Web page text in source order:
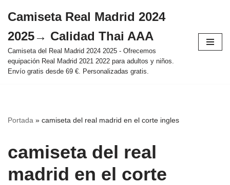
al
contenido
Camiseta Real Madrid 2024
2025→ Calidad Thai AAA
Camiseta del Real Madrid 2024 2025 - Ofrecemos
equipación Real Madrid 2021 2022 para adultos y niños.
Envío gratis desde 69 €. Personalizadas gratis.
Portada » camiseta del real madrid en el corte ingles
camiseta del real
madrid en el corte